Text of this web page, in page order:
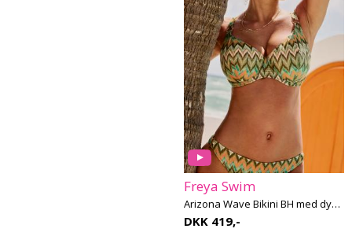
Freya Swim
Arizona Wave Bikini BH med dyb udskæring G-L skål
DKK 419,-